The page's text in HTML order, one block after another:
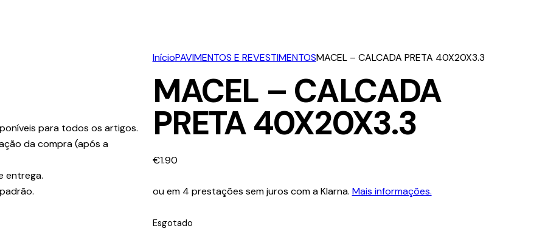
InícioPAVIMENTOS E REVESTIMENTOSMACEL – CALCADA PRETA 40X20X3.3
MACEL – CALCADA
PRETA 40X20X3.3
€1.90
ou em 4 prestações sem juros com a Klarna. Mais informações.
Esgotado
para todos os artigos.
da compra (após a
entrega.